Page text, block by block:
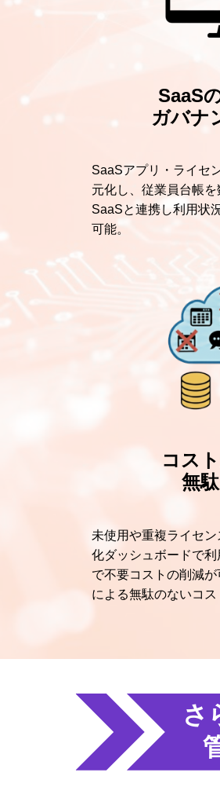
SaaS
ガバナ
SaaSアプリ・ライセ
元化し、従業員台帳
SaaSと連携し利用状
可能。
コス
無
未使用や重複ライセ
化ダッシュボードで
で不要コストの削減
による無駄のないコス
さ